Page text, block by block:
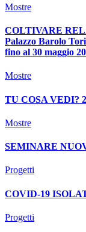
Mostre
COLTIVARE
Palazzo Barolo
fino al 30 maggio
Mostre
TU COSA VEDI?
Mostre
SEMINARE
Progetti
COVID-19
Progetti